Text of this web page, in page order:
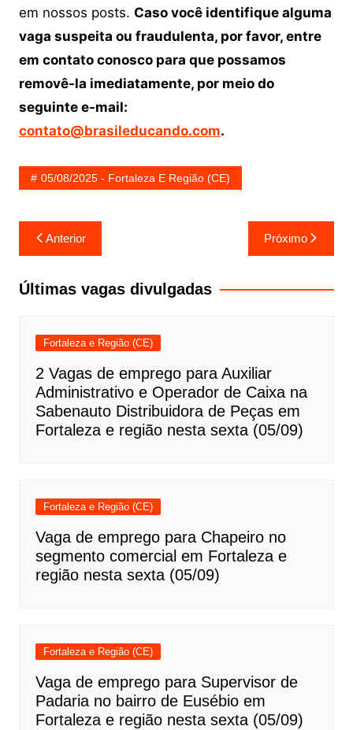
em nossos posts. Caso você identifique alguma
vaga suspeita ou fraudulenta, por favor, entre
em contato conosco para que possamos
removê-la imediatamente, por meio do
seguinte e-mail:
contato@brasileducando.com.
05/08/2025 - Fortaleza E Região (CE)
Navegação
de
Post
Anterior Próximo
Últimas vagas divulgadas
Fortaleza e Região (CE)
2 Vagas de emprego para Auxiliar
Administrativo e Operador de Caixa na
Sabenauto Distribuidora de Peças em
Fortaleza e região nesta sexta (05/09)
Fortaleza e Região (CE)
Vaga de emprego para Chapeiro no
segmento comercial em Fortaleza e
região nesta sexta (05/09)
Fortaleza e Região (CE)
Vaga de emprego para Supervisor de
Padaria no bairro de Eusébio em
Fortaleza e região nesta sexta (05/09)